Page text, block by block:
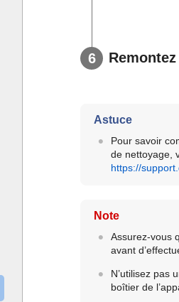
Astuce
Pour savoir
de nettoyage,
https://
Note
Assurez-vous
avant
N’utilisez pas
boîtier de